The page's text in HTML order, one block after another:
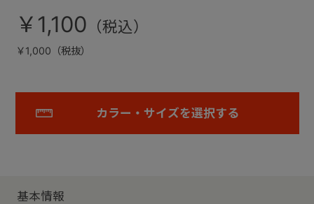
￥1,100
￥1,000（税抜）
カラー・サイズを選択する
基本情報